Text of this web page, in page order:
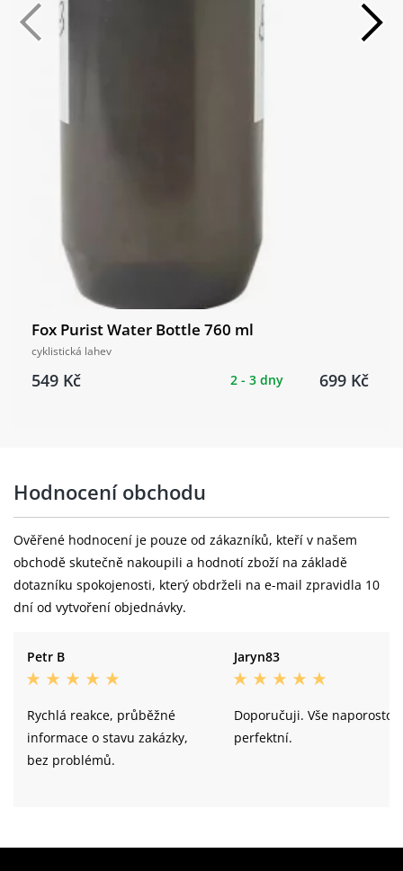
Fox Purist Water Bottle 760 ml
cyklistická lahev
549 Kč 2 - 3 dny 699 Kč
Hodnocení obchodu
Ověřené hodnocení je pouze od zákazníků, kteří v našem
obchodě skutečně nakoupili a hodnotí zboží na základě
dotazníku spokojenosti, který obdrželi na e-mail zpravidla 10
dní od vytvoření objednávky.
Petr B
Rychlá reakce, průběžné
informace o stavu zakázky,
bez problémů.
Jaryn83
Doporučuji. Vše naporosto
perfektní.